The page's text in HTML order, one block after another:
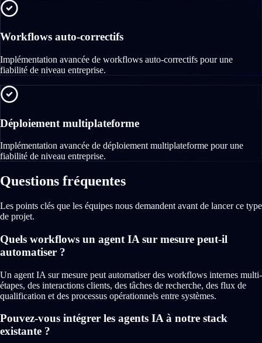
Workflows auto-correctifs
Implémentation avancée de workflows auto-correctifs pour une
fiabilité de niveau entreprise.
Déploiement multiplateforme
Implémentation avancée de déploiement multiplateforme pour une
fiabilité de niveau entreprise.
Questions fréquentes
Les points clés que les équipes nous demandent avant de lancer ce type
de projet.
Quels workflows un agent IA sur mesure peut-il
automatiser ?
Un agent IA sur mesure peut automatiser des workflows internes multi-
étapes, des interactions clients, des tâches de recherche, des flux de
qualification et des processus opérationnels entre systèmes.
Pouvez-vous intégrer les agents IA à notre stack
existante ?